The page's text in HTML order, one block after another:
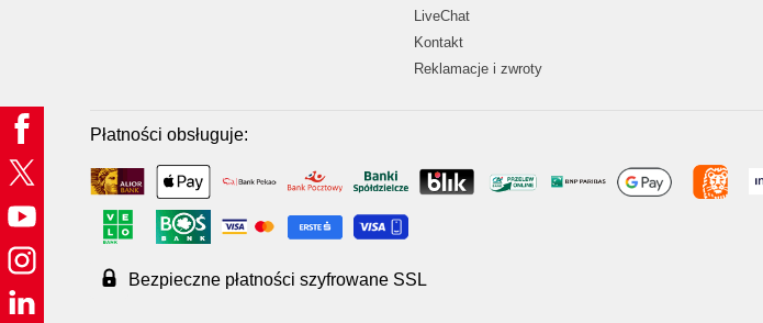
LiveChat
Kontakt
Reklamacje i zwroty
Płatności obsługuje:
Bezpieczne płatności szyfrowane SSL